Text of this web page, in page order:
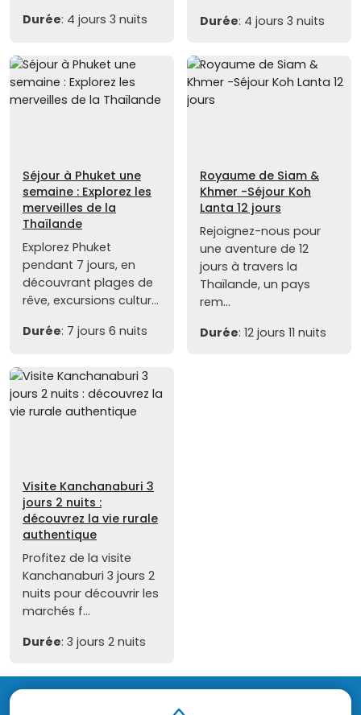
Durée: 4 jours 3 nuits
Durée: 4 jours 3 nuits
Séjour à Phuket une
semaine : Explorez les
merveilles de la
Thaïlande
Explorez Phuket
pendant 7 jours, en
découvrant plages de
rêve, excursions cultur...
Durée: 7 jours 6 nuits
Royaume de Siam &
Khmer -Séjour Koh
Lanta 12 jours
Rejoignez-nous pour
une aventure de 12
jours à travers la
Thaïlande, un pays
rem...
Durée: 12 jours 11 nuits
Visite Kanchanaburi 3
jours 2 nuits :
découvrez la vie rurale
authentique
Profitez de la visite
Kanchanaburi 3 jours 2
nuits pour découvrir les
marchés f...
Durée: 3 jours 2 nuits